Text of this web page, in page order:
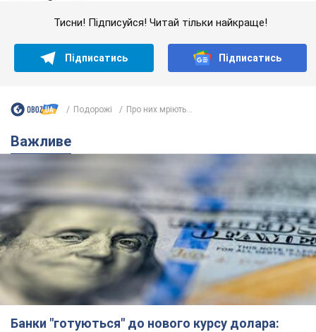
Тисни! Підписуйся! Читай тільки найкраще!
Підписатись Підписатись
Подорожі Про них мріють...
Важливе
Банки "готуються" до нового курсу долара: